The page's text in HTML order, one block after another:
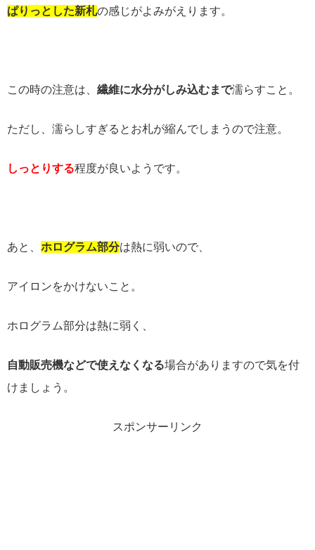
ぱりっとした新札の感じがよみがえります。
この時の注意は、 繊維に水分がしみ込むまで濡らすこと。
ただし、濡らしすぎるとお札が縮んでしまうので注意。
しっとりする程度が良いようです。
あと、 ホログラム部分は熱に弱いので、
アイロンをかけないこと。
ホログラム部分は熱に弱く、
自動販売機などで使えなくなる場合がありますので気を付
けましょう。
スポンサーリンク